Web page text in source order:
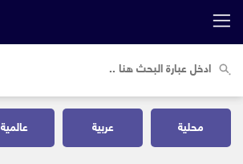
محلية عربية عالمية